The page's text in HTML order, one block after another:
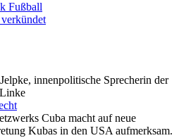
Fußball
innenpolitische Sprecherin der
Cuba macht auf neue
Kubas in den USA aufmerksam.